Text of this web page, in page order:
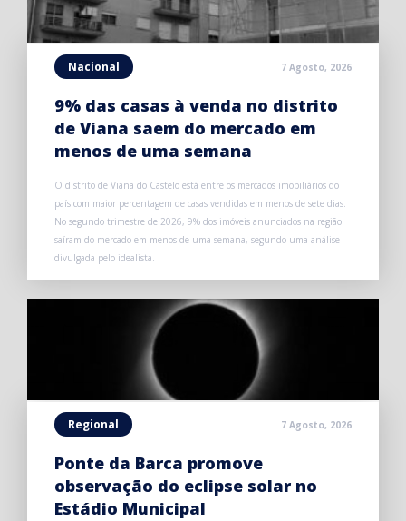
Nacional 7 Agosto, 2026
9% das casas à venda no distrito
de Viana saem do mercado em
menos de uma semana
O distrito de Viana do Castelo está entre os mercados imobiliários do
país com maior percentagem de casas vendidas em menos de sete dias.
No segundo trimestre de 2026, 9% dos imóveis anunciados na região
saíram do mercado em menos de uma semana, segundo uma análise
divulgada pelo idealista.
Regional 7 Agosto, 2026
Ponte da Barca promove
observação do eclipse solar no
Estádio Municipal